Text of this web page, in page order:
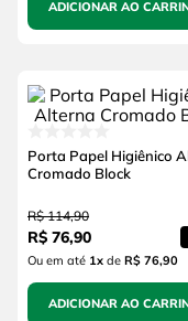
ADICIONAR AO
Porta Papel Higiênico
Cromado Block
R$ 114,90
R$ 76,90
Ou em até 1xde R$ 76,90
ADICIONAR AO